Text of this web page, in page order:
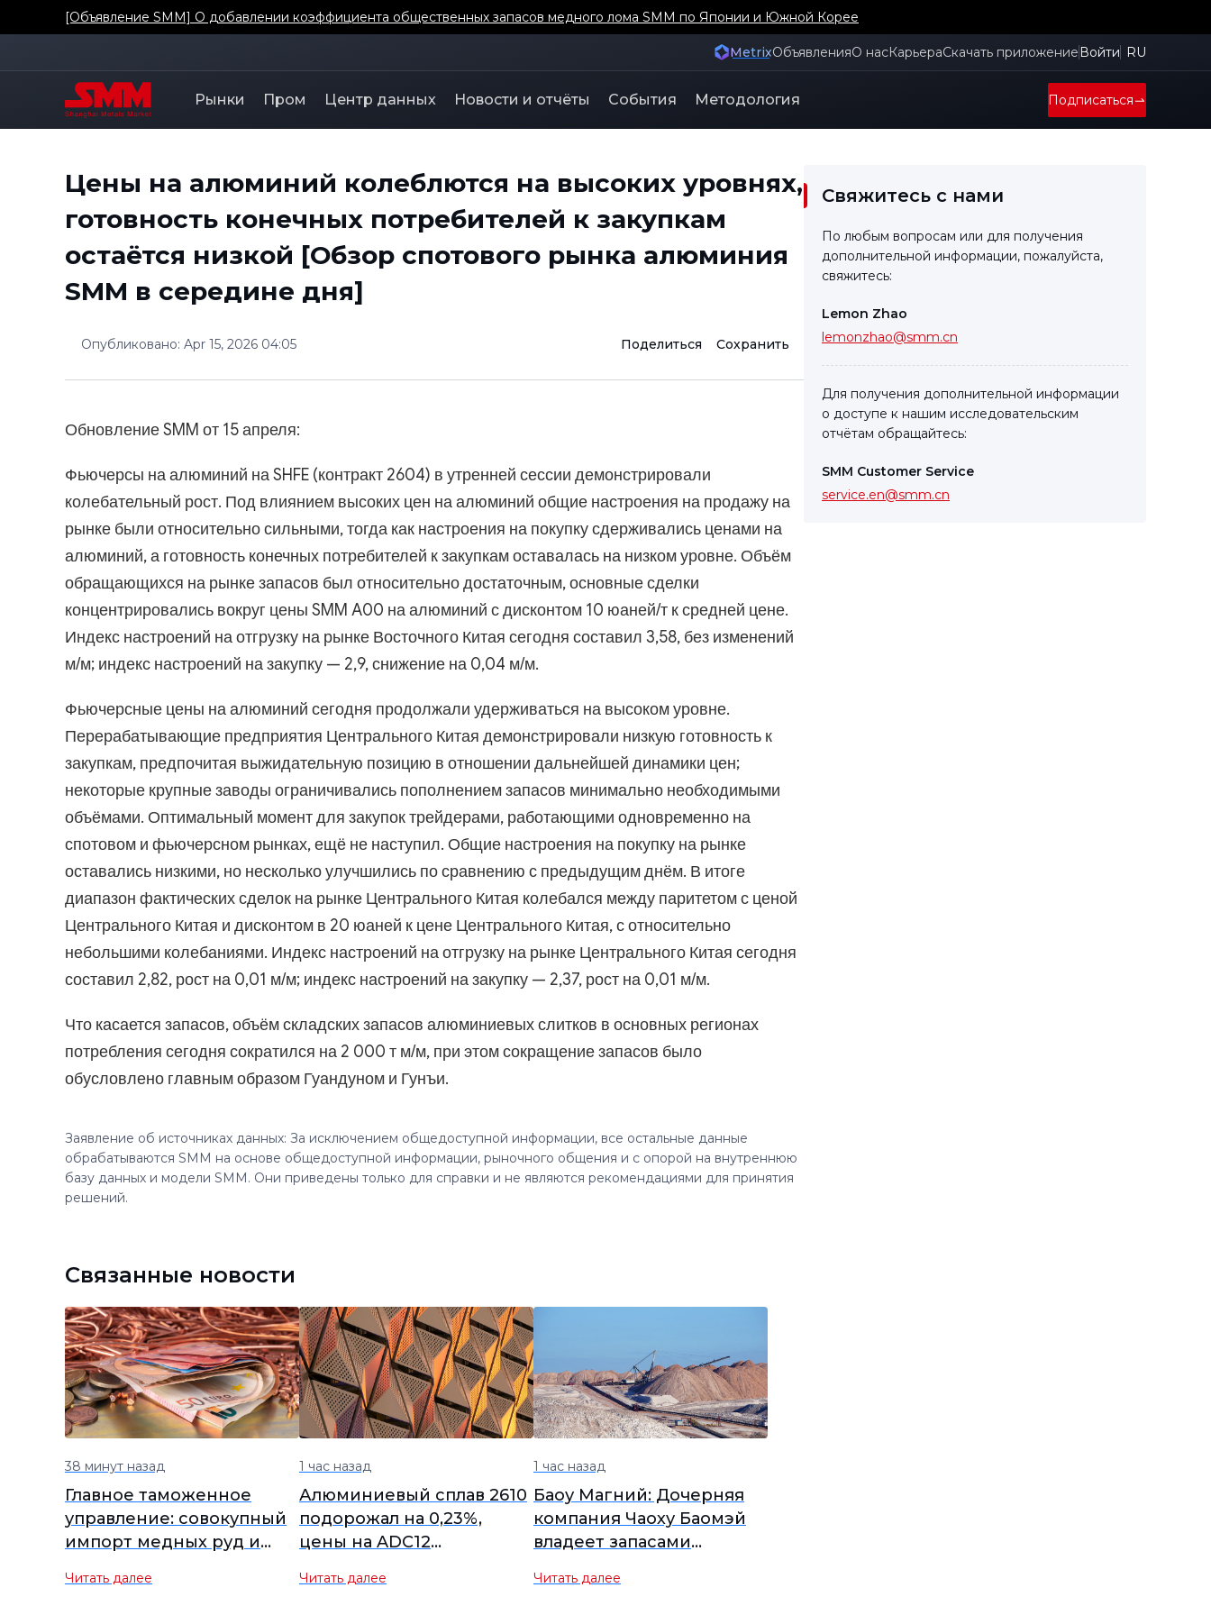
[Объявление SMM] О добавлении коэффициента общественных запасов медного лома SMM по Японии и Южной Корее
MetrixОбъявленияО насКарьераСкачать приложение Войти RU
Рынки Пром Центр данных Новости и отчёты События Методология Подписаться
Цены на алюминий колеблются на высоких уровнях,
готовность конечных потребителей к закупкам
остаётся низкой [Обзор спотового рынка алюминия
SMM в середине дня]
Опубликовано: Apr 15, 2026 04:05 Поделиться Сохранить
Обновление SMM от 15 апреля:
Фьючерсы на алюминий на SHFE (контракт 2604) в утренней сессии демонстрировали
колебательный рост. Под влиянием высоких цен на алюминий общие настроения на продажу на
рынке были относительно сильными, тогда как настроения на покупку сдерживались ценами на
алюминий, а готовность конечных потребителей к закупкам оставалась на низком уровне. Объём
обращающихся на рынке запасов был относительно достаточным, основные сделки
концентрировались вокруг цены SMM A00 на алюминий с дисконтом 10 юаней/т к средней цене.
Индекс настроений на отгрузку на рынке Восточного Китая сегодня составил 3,58, без изменений
м/м; индекс настроений на закупку — 2,9, снижение на 0,04 м/м.
Фьючерсные цены на алюминий сегодня продолжали удерживаться на высоком уровне.
Перерабатывающие предприятия Центрального Китая демонстрировали низкую готовность к
закупкам, предпочитая выжидательную позицию в отношении дальнейшей динамики цен;
некоторые крупные заводы ограничивались пополнением запасов минимально необходимыми
объёмами. Оптимальный момент для закупок трейдерами, работающими одновременно на
спотовом и фьючерсном рынках, ещё не наступил. Общие настроения на покупку на рынке
оставались низкими, но несколько улучшились по сравнению с предыдущим днём. В итоге
диапазон фактических сделок на рынке Центрального Китая колебался между паритетом с ценой
Центрального Китая и дисконтом в 20 юаней к цене Центрального Китая, с относительно
небольшими колебаниями. Индекс настроений на отгрузку на рынке Центрального Китая сегодня
составил 2,82, рост на 0,01 м/м; индекс настроений на закупку — 2,37, рост на 0,01 м/м.
Что касается запасов, объём складских запасов алюминиевых слитков в основных регионах
потребления сегодня сократился на 2 000 т м/м, при этом сокращение запасов было
обусловлено главным образом Гуандуном и Гунъи.
Заявление об источниках данных: За исключением общедоступной информации, все остальные данные
обрабатываются SMM на основе общедоступной информации, рыночного общения и с опорой на внутреннюю
базу данных и модели SMM. Они приведены только для справки и не являются рекомендациями для принятия
решений.
Связанные новости
38 минут назад
Главное таможенное
управление: совокупный
импорт медных руд и
снизился на 1,8% в
Читать далее
1 час назад
Алюминиевый сплав 2610
подорожал на 0,23%,
цены на ADC12
слабого спроса
Читать далее
1 час назад
Баоу Магний: Дочерняя
компания Чаоху Баомэй
владеет запасами
объёме 90 миллионов
Читать далее
Свяжитесь с нами
По любым вопросам или для получения
дополнительной информации, пожалуйста,
свяжитесь:
Lemon Zhao
lemonzhao@smm.cn
Для получения дополнительной информации
о доступе к нашим исследовательским
отчётам обращайтесь:
SMM Customer Service
service.en@smm.cn